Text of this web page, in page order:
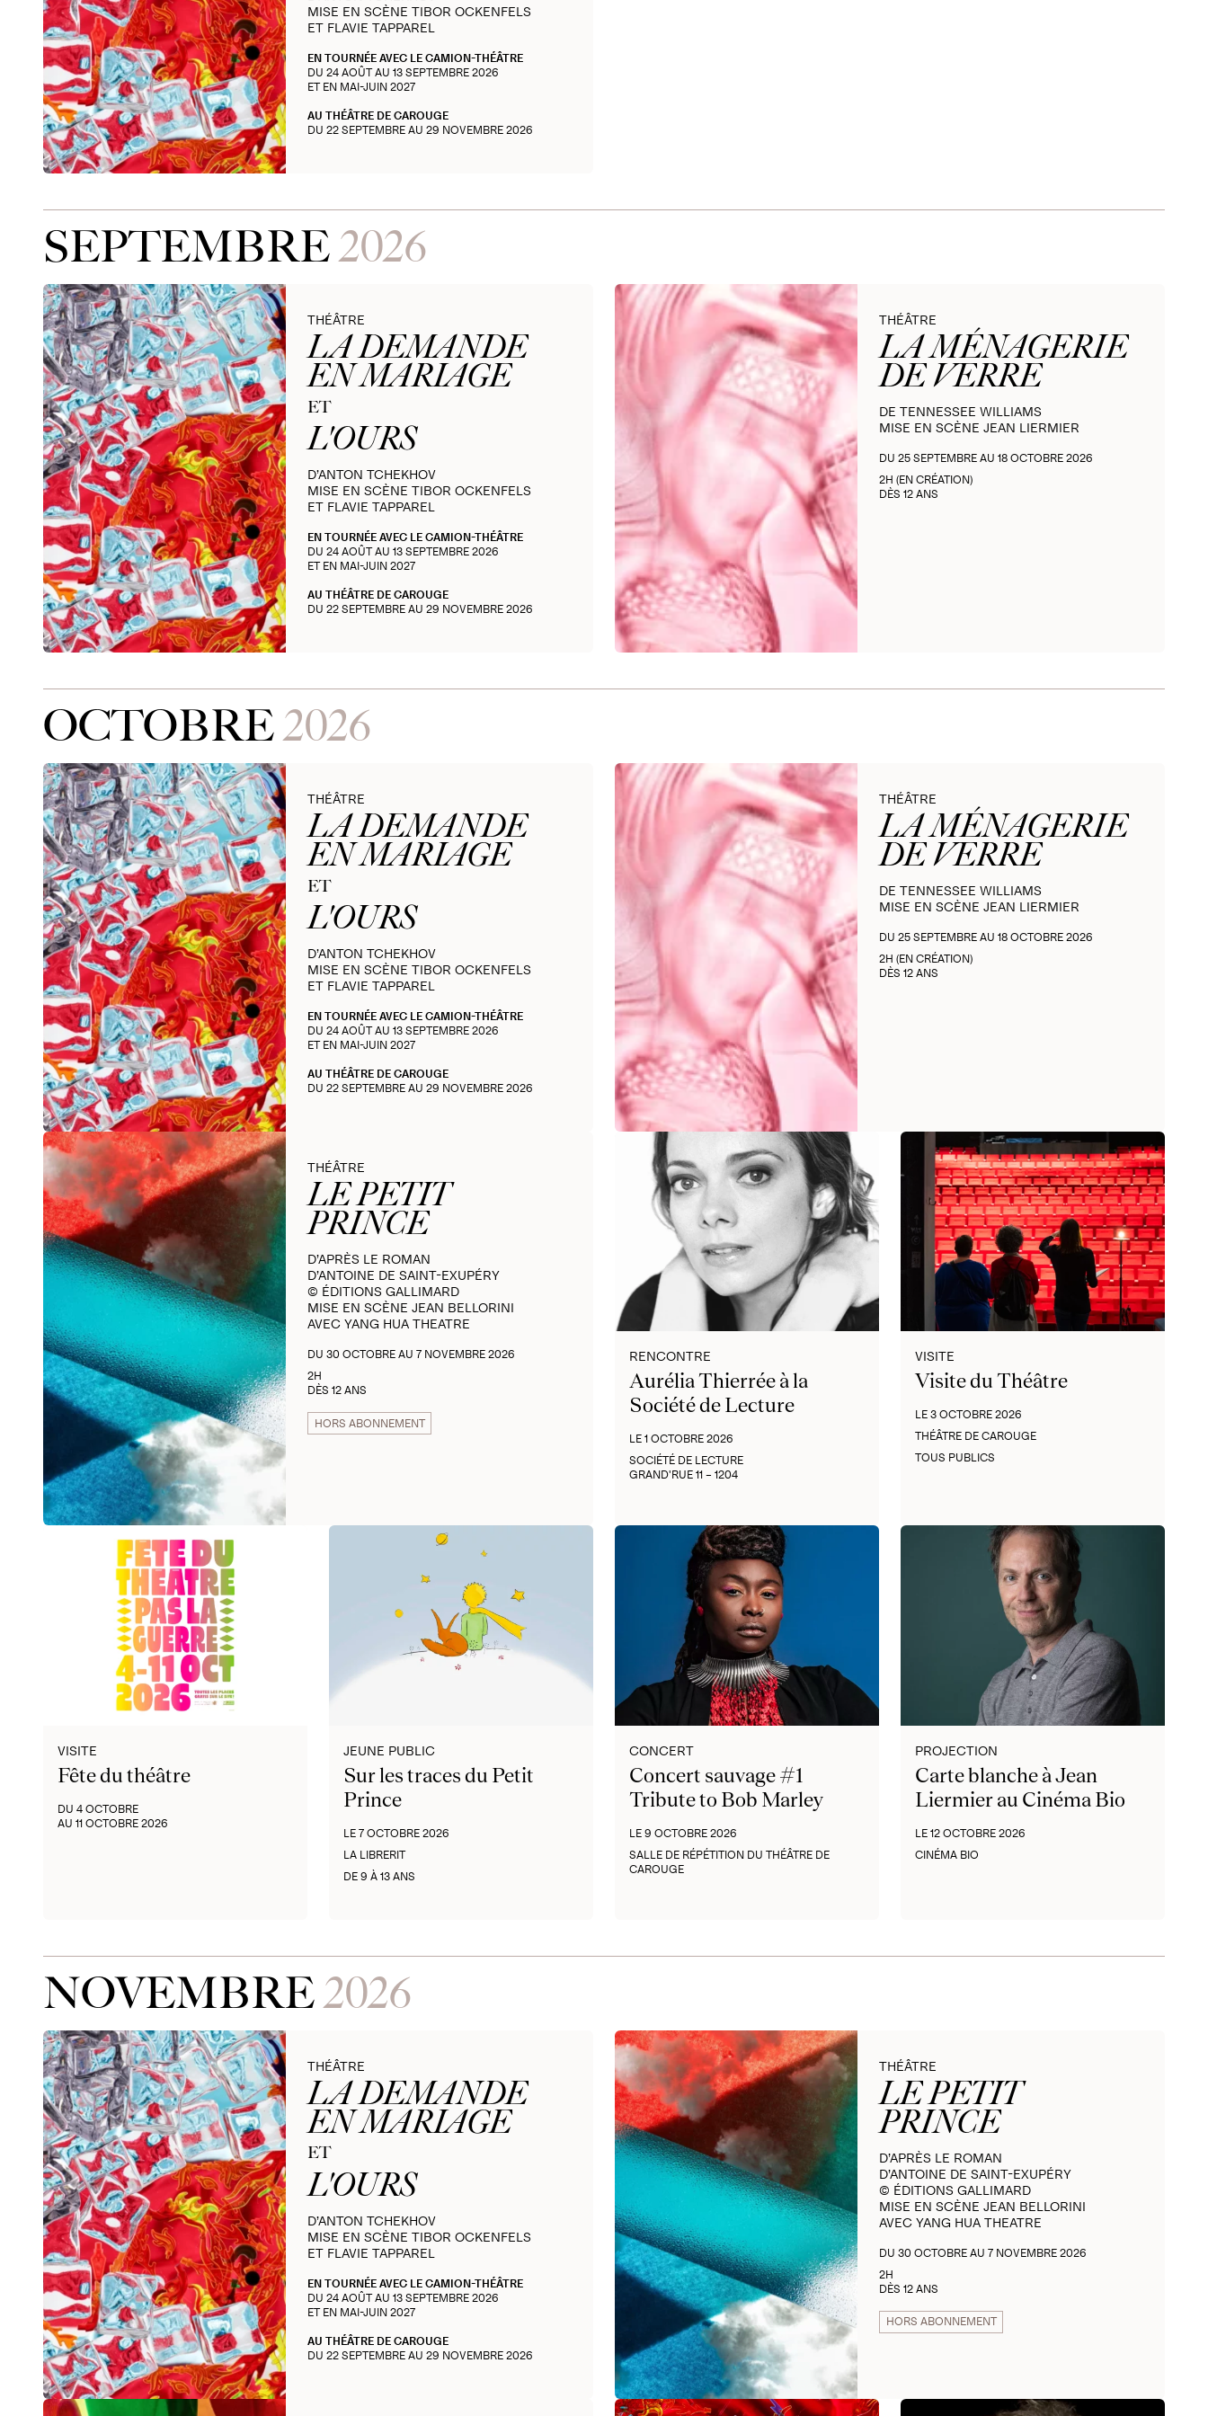
MISE EN SCÈNE TIBOR OCKENFELS
ET FLAVIE TAPPAREL
EN TOURNÉE AVEC LE CAMION-THÉÂTRE
DU 24 AOÛT AU 13 SEPTEMBRE 2026
ET EN MAI-JUIN 2027
AU THÉÂTRE DE CAROUGE
DU 22 SEPTEMBRE AU 29 NOVEMBRE 2026
SEPTEMBRE2026
THÉÂTRE
LA DEMANDE
EN MARIAGE
ET
L'OURS
D’ANTON TCHEKHOV
MISE EN SCÈNE TIBOR OCKENFELS
ET FLAVIE TAPPAREL
EN TOURNÉE AVEC LE CAMION-THÉÂTRE
DU 24 AOÛT AU 13 SEPTEMBRE 2026
ET EN MAI-JUIN 2027
AU THÉÂTRE DE CAROUGE
DU 22 SEPTEMBRE AU 29 NOVEMBRE 2026
THÉÂTRE
LA MÉNAGERIE
DE VERRE
DE TENNESSEE WILLIAMS
MISE EN SCÈNE JEAN LIERMIER
DU 25 SEPTEMBRE AU 18 OCTOBRE 2026
2H (EN CRÉATION)
DÈS 12 ANS
OCTOBRE2026
THÉÂTRE
LA DEMANDE
EN MARIAGE
ET
L'OURS
D’ANTON TCHEKHOV
MISE EN SCÈNE TIBOR OCKENFELS
ET FLAVIE TAPPAREL
EN TOURNÉE AVEC LE CAMION-THÉÂTRE
DU 24 AOÛT AU 13 SEPTEMBRE 2026
ET EN MAI-JUIN 2027
AU THÉÂTRE DE CAROUGE
DU 22 SEPTEMBRE AU 29 NOVEMBRE 2026
THÉÂTRE
LA MÉNAGERIE
DE VERRE
DE TENNESSEE WILLIAMS
MISE EN SCÈNE JEAN LIERMIER
DU 25 SEPTEMBRE AU 18 OCTOBRE 2026
2H (EN CRÉATION)
DÈS 12 ANS
THÉÂTRE
LE PETIT
PRINCE
D’APRÈS LE ROMAN
D’ANTOINE DE SAINT-EXUPÉRY
© ÉDITIONS GALLIMARD
MISE EN SCÈNE JEAN BELLORINI
AVEC YANG HUA THEATRE
DU 30 OCTOBRE AU 7 NOVEMBRE 2026
2H
DÈS 12 ANS
HORS ABONNEMENT
RENCONTRE
Aurélia Thierrée à la
Société de Lecture
LE 1 OCTOBRE 2026
SOCIÉTÉ DE LECTURE
GRAND'RUE 11 – 1204
VISITE
Visite du Théâtre
LE 3 OCTOBRE 2026
THÉÂTRE DE CAROUGE
TOUS PUBLICS
VISITE
Fête du théâtre
DU 4 OCTOBRE
AU 11 OCTOBRE 2026
JEUNE PUBLIC
Sur les traces du Petit
Prince
LE 7 OCTOBRE 2026
LA LIBRERIT
DE 9 À 13 ANS
CONCERT
Concert sauvage #1
Tribute to Bob Marley
LE 9 OCTOBRE 2026
SALLE DE RÉPÉTITION DU THÉÂTRE DE
CAROUGE
PROJECTION
Carte blanche à Jean
Liermier au Cinéma Bio
LE 12 OCTOBRE 2026
CINÉMA BIO
NOVEMBRE2026
THÉÂTRE
LA DEMANDE
EN MARIAGE
ET
L'OURS
D’ANTON TCHEKHOV
MISE EN SCÈNE TIBOR OCKENFELS
ET FLAVIE TAPPAREL
EN TOURNÉE AVEC LE CAMION-THÉÂTRE
DU 24 AOÛT AU 13 SEPTEMBRE 2026
ET EN MAI-JUIN 2027
AU THÉÂTRE DE CAROUGE
DU 22 SEPTEMBRE AU 29 NOVEMBRE 2026
THÉÂTRE
LE PETIT
PRINCE
D’APRÈS LE ROMAN
D’ANTOINE DE SAINT-EXUPÉRY
© ÉDITIONS GALLIMARD
MISE EN SCÈNE JEAN BELLORINI
AVEC YANG HUA THEATRE
DU 30 OCTOBRE AU 7 NOVEMBRE 2026
2H
DÈS 12 ANS
HORS ABONNEMENT